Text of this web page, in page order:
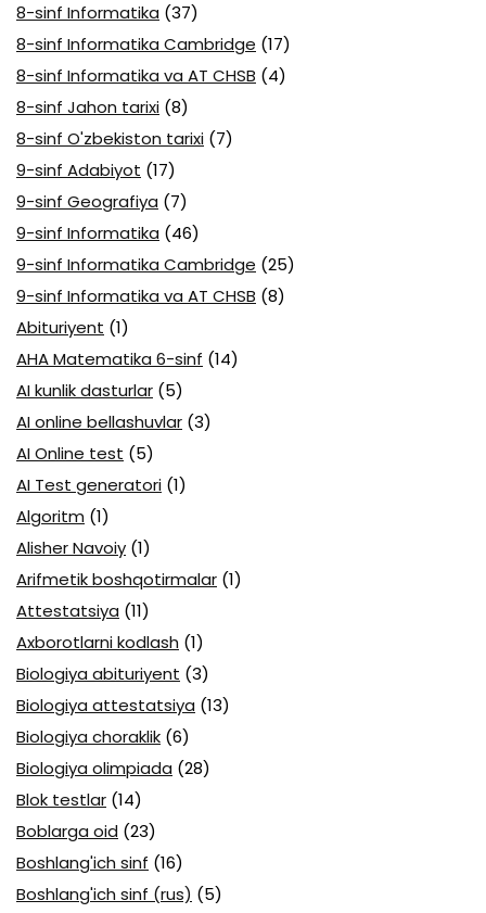
8-sinf Informatika (37)
8-sinf Informatika Cambridge (17)
8-sinf Informatika va AT CHSB (4)
8-sinf Jahon tarixi (8)
8-sinf O'zbekiston tarixi (7)
9-sinf Adabiyot (17)
9-sinf Geografiya (7)
9-sinf Informatika (46)
9-sinf Informatika Cambridge (25)
9-sinf Informatika va AT CHSB (8)
Abituriyent (1)
AHA Matematika 6-sinf (14)
AI kunlik dasturlar (5)
AI online bellashuvlar (3)
AI Online test (5)
AI Test generatori (1)
Algoritm (1)
Alisher Navoiy (1)
Arifmetik boshqotirmalar (1)
Attestatsiya (11)
Axborotlarni kodlash (1)
Biologiya abituriyent (3)
Biologiya attestatsiya (13)
Biologiya choraklik (6)
Biologiya olimpiada (28)
Blok testlar (14)
Boblarga oid (23)
Boshlang'ich sinf (16)
Boshlang'ich sinf (rus) (5)